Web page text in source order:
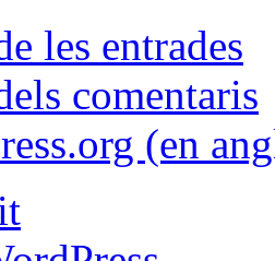
les entrades
comentaris
(en